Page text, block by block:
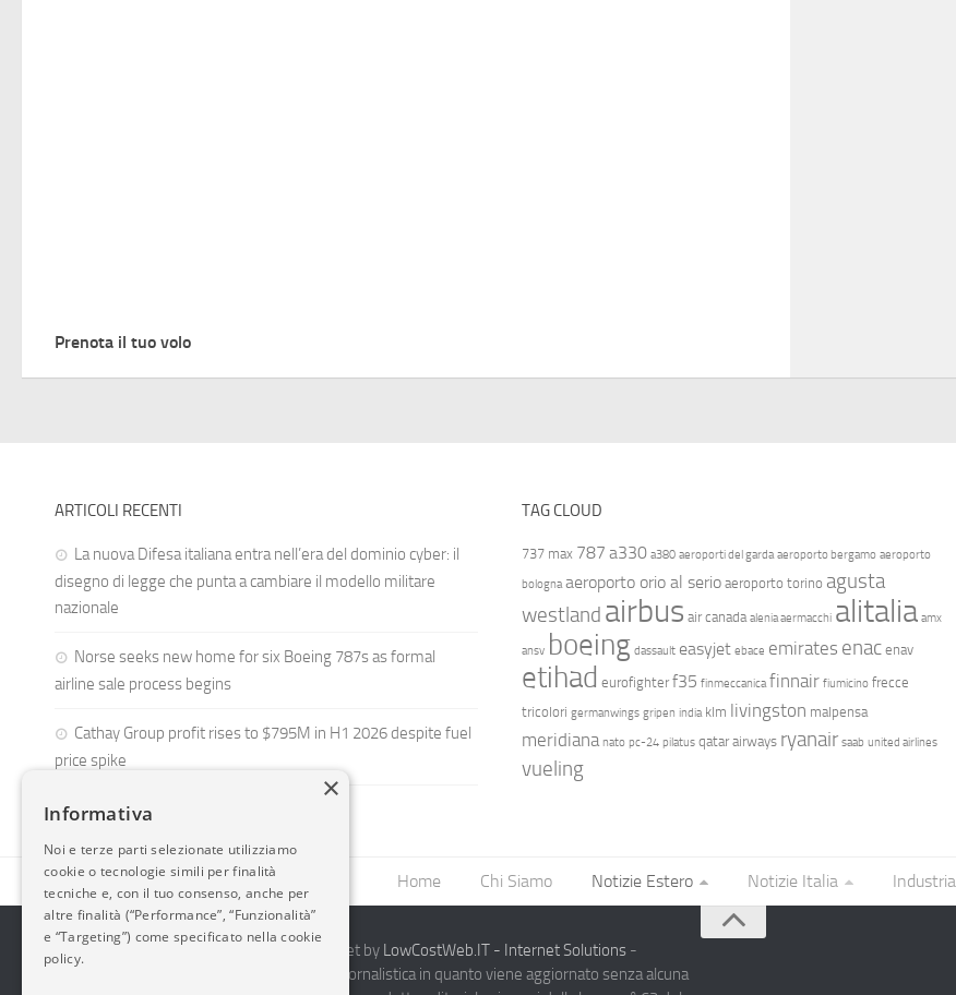
Prenota il tuo volo
ARTICOLI RECENTI
La nuova Difesa italiana entra nell’era del dominio cyber: il
disegno di legge che punta a cambiare il modello militare
nazionale
Norse seeks new home for six Boeing 787s as formal
airline sale process begins
Cathay Group profit rises to $795M in H1 2026 despite fuel
price spike
TAG CLOUD
737 max 787 a330 a380 aeroporti del garda aeroporto bergamo aeroporto
bologna aeroporto orio al serio aeroporto torino agusta
westland airbus air canada alenia aermacchi alitalia amx
ansv boeing dassault easyjet ebace emirates enac enav
etihad eurofighter f35 finmeccanica finnair fiumicino frecce
tricolori germanwings gripen india klm livingston malpensa
meridiana nato pc-24 pilatus qatar airways ryanair saab united airlines
vueling
Home Chi Siamo Notizie Estero Notizie Italia Industria
2014-2026 AvioBlog - Creazione Siti Internet by LowCostWeb.IT - Internet Solutions -
Questo blog non rappresenta una testata giornalistica in quanto viene aggiornato senza alcuna
×
Informativa
Noi e terze parti selezionate utilizziamo
cookie o tecnologie simili per finalità
tecniche e, con il tuo consenso, anche per
altre finalità (“Performance”, “Funzionalità”
e “Targeting”) come specificato nella cookie
policy.